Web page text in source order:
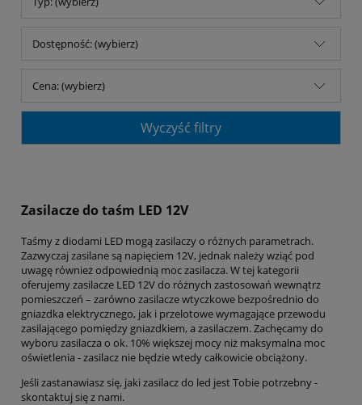
Dostępność: (wybierz)
Cena: (wybierz)
Wyczyść filtry
Zasilacze do taśm LED 12V
Taśmy z diodami LED mogą zasilaczy o różnych parametrach.
Zazwyczaj zasilane są napięciem 12V, jednak należy wziąć pod
uwagę również odpowiednią moc zasilacza. W tej kategorii
oferujemy zasilacze LED 12V do różnych zastosowań wewnątrz
pomieszczeń – zarówno zasilacze wtyczkowe bezpośrednio do
gniazdka elektrycznego, jak i przelotowe wymagające przewodu
zasilającego pomiędzy gniazdkiem, a zasilaczem. Zachęcamy do
wyboru zasilacza o ok. 10% większej mocy niż maksymalna moc
oświetlenia - zasilacz nie będzie wtedy całkowicie obciążony.
Jeśli zastanawiasz się, jaki zasilacz do led jest Tobie potrzebny -
skontaktuj się z nami.